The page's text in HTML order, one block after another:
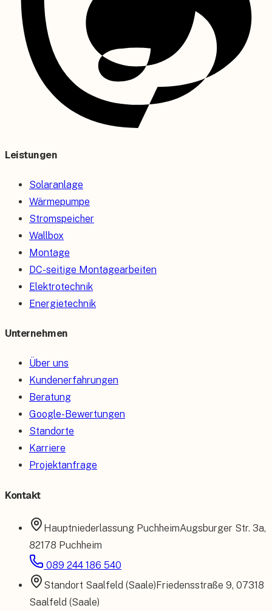
Leistungen
Solaranlage
Wärmepumpe
Stromspeicher
Wallbox
Montage
DC-seitige Montagearbeiten
Elektrotechnik
Energietechnik
Unternehmen
Über uns
Kundenerfahrungen
Beratung
Google-Bewertungen
Standorte
Karriere
Projektanfrage
Kontakt
Hauptniederlassung PuchheimAugsburger Str. 3a,
82178 Puchheim
089 244 186 540
Standort Saalfeld (Saale)Friedensstraße 9, 07318
Saalfeld (Saale)